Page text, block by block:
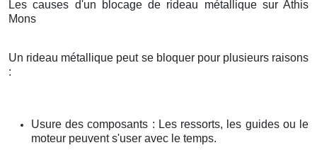
Les causes d'un blocage de rideau métallique sur Athis
Mons
Un rideau métallique peut se bloquer pour plusieurs raisons
:
Usure des composants : Les ressorts, les guides ou le
moteur peuvent s'user avec le temps.